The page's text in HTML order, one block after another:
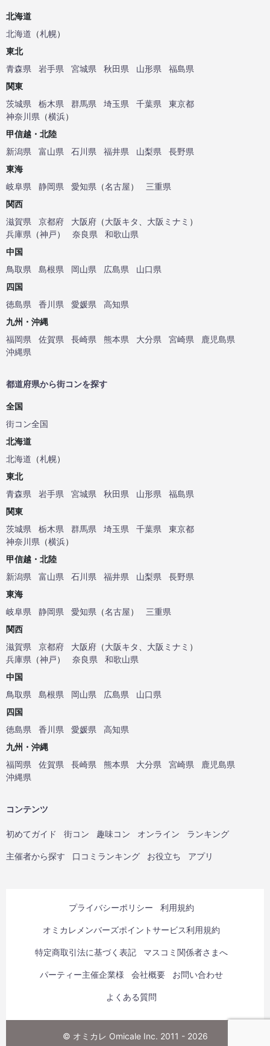
北海道
北海道 （札幌）
東北
青森県
岩手県 宮城県 秋田県 山形県
福島県
関東
茨城県
栃木県 群馬県 埼玉県 千葉県
東京都
神奈川県 （横浜）
甲信越・北陸
新潟県
富山県 石川県 福井県 山梨県
長野県
東海
岐阜県
静岡県 愛知県 （名古屋）
三重県
関西
滋賀県
京都府 大阪府 （大阪キタ 大阪ミナミ ）
兵庫県 （神戸） 奈良県
和歌山県
中国
鳥取県
島根県 岡山県 広島県
山口県
四国
徳島県
香川県 愛媛県
高知県
九州・沖縄
福岡県
佐賀県 長崎県 熊本県 大分県 宮崎県
鹿児島県
沖縄県
都道府県から街コンを探す
全国
街コン全国
北海道
北海道 （札幌）
東北
青森県
岩手県 宮城県 秋田県 山形県
福島県
関東
茨城県
栃木県 群馬県 埼玉県 千葉県
東京都
神奈川県 （横浜）
甲信越・北陸
新潟県
富山県 石川県 福井県 山梨県
長野県
東海
岐阜県
静岡県 愛知県 （名古屋）
三重県
関西
滋賀県
京都府 大阪府 （大阪キタ 大阪ミナミ ）
兵庫県 （神戸） 奈良県
和歌山県
中国
鳥取県
島根県 岡山県 広島県
山口県
四国
徳島県
香川県 愛媛県
高知県
九州・沖縄
福岡県
佐賀県 長崎県 熊本県 大分県 宮崎県
鹿児島県
沖縄県
コンテンツ
初めてガイド 街コン 趣味コン オンライン ランキング
主催者から探す 口コミランキング お役立ち アプリ
プライバシーポリシー 利用規約
オミカレメンバーズポイントサービス利用規約
特定商取引法に基づく表記 マスコミ関係者さまへ
パーティー主催企業様 会社概要 お問い合わせ
よくある質問
© オミカレ Omicale Inc. 2011 - 2026